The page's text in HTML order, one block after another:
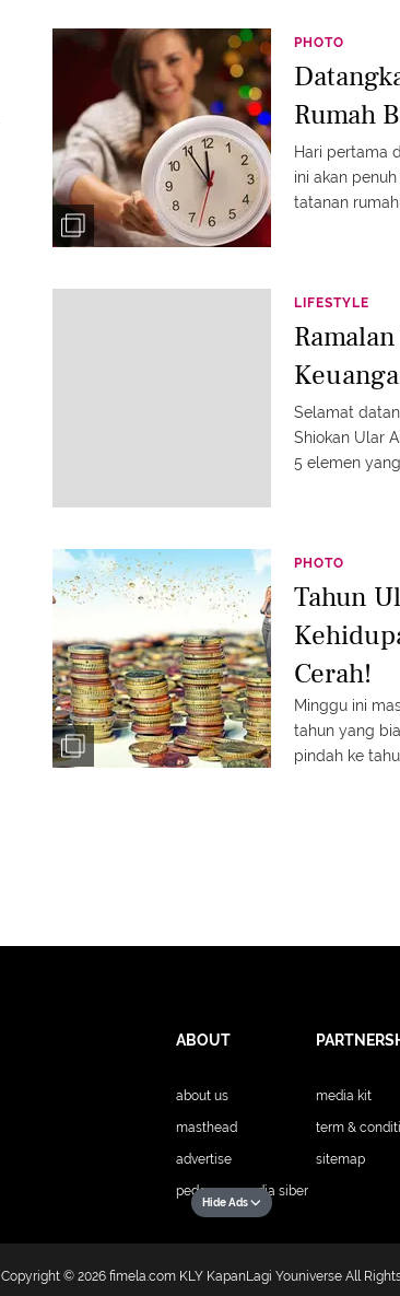
PHOTO
Rumah
Hari pertama
ini akan
tatanan
LIFESTYLE
Selamat
Shiokan Ular
5 elemen
PHOTO
Tahun
Cerah!
Minggu ini
tahun yang
pindah ke
ABOUT
about us media kit
masthead term &
advertise sitemap
pedoman media siber
Copyright © 2026 fimela.com KLY KapanLagi Youniverse All
Hide Ads